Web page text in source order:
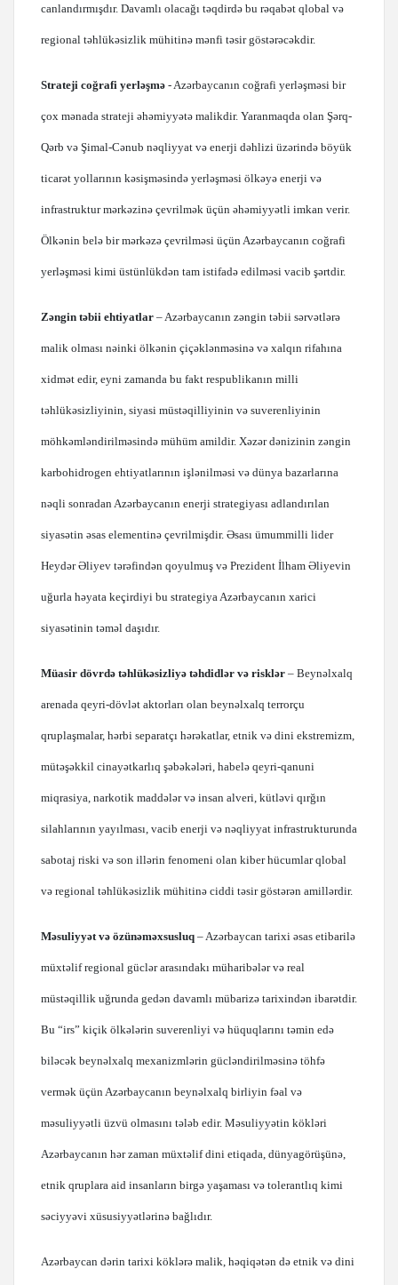
canlandırmışdır. Davamlı olacağı təqdirdə bu rəqabət qlobal və
regional təhlükəsizlik mühitinə mənfi təsir göstərəcəkdir.
Strateji coğrafi yerləşmə - Azərbaycanın coğrafi yerləşməsi bir
çox mənada strateji əhəmiyyətə malikdir. Yaranmaqda olan Şərq-
Qərb və Şimal-Cənub nəqliyyat və enerji dəhlizi üzərində böyük
ticarət yollarının kəsişməsində yerləşməsi ölkəyə enerji və
infrastruktur mərkəzinə çevrilmək üçün əhəmiyyətli imkan verir.
Ölkənin belə bir mərkəzə çevrilməsi üçün Azərbaycanın coğrafi
yerləşməsi kimi üstünlükdən tam istifadə edilməsi vacib şərtdir.
Zəngin təbii ehtiyatlar – Azərbaycanın zəngin təbii sərvətlərə
malik olması nəinki ölkənin çiçəklənməsinə və xalqın rifahına
xidmət edir, eyni zamanda bu fakt respublikanın milli
təhlükəsizliyinin, siyasi müstəqilliyinin və suverenliyinin
möhkəmləndirilməsində mühüm amildir. Xəzər dənizinin zəngin
karbohidrogen ehtiyatlarının işlənilməsi və dünya bazarlarına
nəqli sonradan Azərbaycanın enerji strategiyası adlandırılan
siyasətin əsas elementinə çevrilmişdir. Əsası ümummilli lider
Heydər Əliyev tərəfindən qoyulmuş və Prezident İlham Əliyevin
uğurla həyata keçirdiyi bu strategiya Azərbaycanın xarici
siyasətinin təməl daşıdır.
Müasir dövrdə təhlükəsizliyə təhdidlər və risklər – Beynəlxalq
arenada qeyri-dövlət aktorları olan beynəlxalq terrorçu
qruplaşmalar, hərbi separatçı hərəkatlar, etnik və dini ekstremizm,
mütəşəkkil cinayətkarlıq şəbəkələri, habelə qeyri-qanuni
miqrasiya, narkotik maddələr və insan alveri, kütləvi qırğın
silahlarının yayılması, vacib enerji və nəqliyyat infrastrukturunda
sabotaj riski və son illərin fenomeni olan kiber hücumlar qlobal
və regional təhlükəsizlik mühitinə ciddi təsir göstərən amillərdir.
Məsuliyyət və özünəməxsusluq – Azərbaycan tarixi əsas etibarilə
müxtəlif regional güclər arasındakı müharibələr və real
müstəqillik uğrunda gedən davamlı mübarizə tarixindən ibarətdir.
Bu “irs” kiçik ölkələrin suverenliyi və hüquqlarını təmin edə
biləcək beynəlxalq mexanizmlərin gücləndirilməsinə töhfə
vermək üçün Azərbaycanın beynəlxalq birliyin fəal və
məsuliyyətli üzvü olmasını tələb edir. Məsuliyyətin kökləri
Azərbaycanın hər zaman müxtəlif dini etiqada, dünyagörüşünə,
etnik qruplara aid insanların birgə yaşaması və tolerantlıq kimi
səciyyəvi xüsusiyyətlərinə bağlıdır.
Azərbaycan dərin tarixi köklərə malik, həqiqətən də etnik və dini